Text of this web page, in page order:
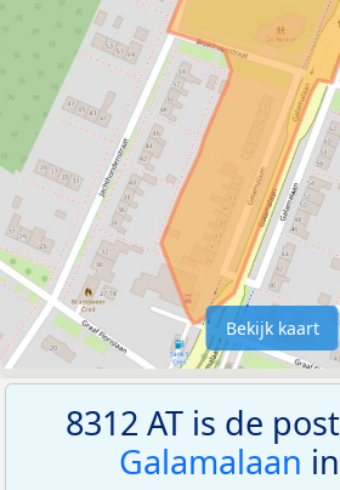
Bekijk kaart
8312 AT is de
Galamalaan